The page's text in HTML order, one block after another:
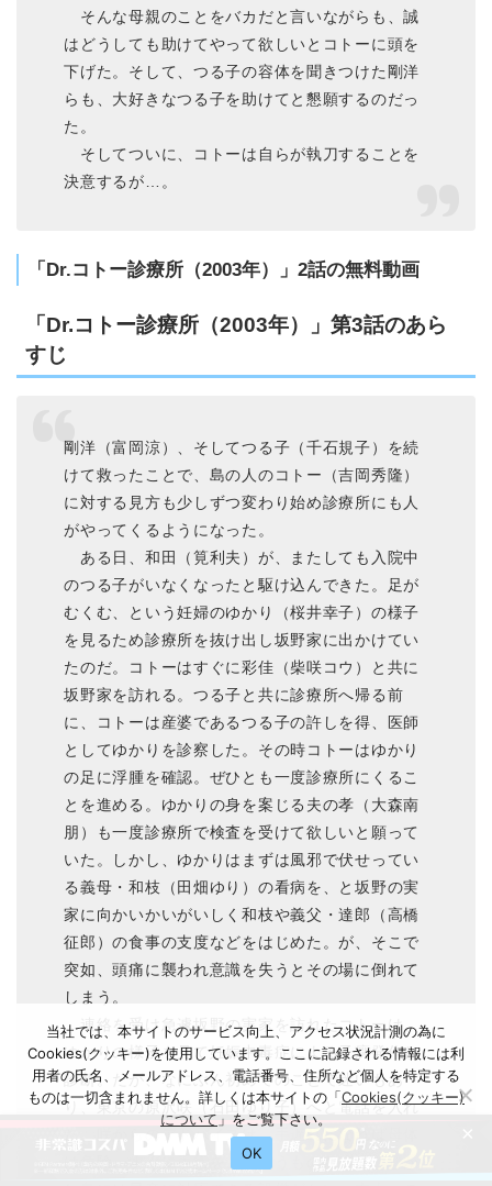
そんな母親のことをバカだと言いながらも、誠
はどうしても助けてやって欲しいとコトーに頭を
下げた。そして、つる子の容体を聞きつけた剛洋
らも、大好きなつる子を助けてと懇願するのだっ
た。
そしてついに、コトーは自らが執刀することを
決意するが…。
「Dr.コトー診療所（2003年）」2話の無料動画
「Dr.コトー診療所（2003年）」第3話のあら
すじ
剛洋（富岡涼）、そしてつる子（千石規子）を続
けて救ったことで、島の人のコトー（吉岡秀隆）
に対する見方も少しずつ変わり始め診療所にも人
がやってくるようになった。
ある日、和田（筧利夫）が、またしても入院中
のつる子がいなくなったと駆け込んできた。足が
むくむ、という妊婦のゆかり（桜井幸子）の様子
を見るため診療所を抜け出し坂野家に出かけてい
たのだ。コトーはすぐに彩佳（柴咲コウ）と共に
坂野家を訪れる。つる子と共に診療所へ帰る前
に、コトーは産婆であるつる子の許しを得、医師
としてゆかりを診察した。その時コトーはゆかり
の足に浮腫を確認。ぜひとも一度診療所にくるこ
とを進める。ゆかりの身を案じる夫の孝（大森南
朋）も一度診療所で検査を受けて欲しいと願って
いた。しかし、ゆかりはまずは風邪で伏せってい
る義母・和枝（田畑ゆり）の看病を、と坂野の実
家に向かいかいがいしく和枝や義父・達郎（高橋
征郎）の食事の支度などをはじめた。が、そこで
突如、頭痛に襲われ意識を失うとその場に倒れて
しまう。
連絡を受け急遽坂野の実家を訪れたコトーは、
ゆかりの様子を見て妊娠中毒症による子癇発作と
診断。だが、なにぶん初めてのことで迷いもあ
り、東京の原沢咲（石田ゆり子）へと電話を入れ
た。咲からのアドバイスは、手遅れになれば母体
は危険、すぐに手術を、というものだった。しか
当社では、本サイトのサービス向上、アクセス状況計測の為に
Cookies(クッキー)を使用しています。ここに記録される情報には利
用者の氏名、メールアドレス、電話番号、住所など個人を特定する
ものは一切含まれません。詳しくは本サイトの「Cookies(クッキー)
について 」をご覧下さい。
OK